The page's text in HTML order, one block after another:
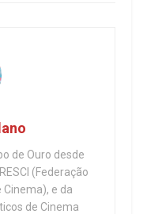
de Ouro desde
(Federação
e da
de Cinema